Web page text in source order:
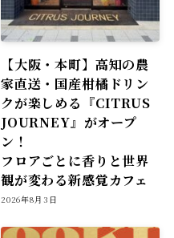
【大阪・本町】高知の農
家直送・国産柑橘ドリン
クが楽しめる『CITRUS
JOURNEY』がオープ
ン！
フロアごとに香りと世界
観が変わる新感覚カフェ
2026年8月3日